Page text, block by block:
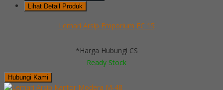
Lihat Detail Produk
Lemari Arsip Emporium EC 15
*Harga Hubungi CS
Ready Stock
Hubungi Kami